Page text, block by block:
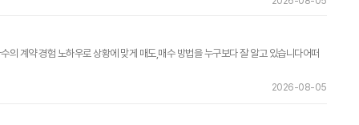
계약 경험 노하우로 상황에 맞게 매도,매수 방법을 누구보다 잘 알고 있습니다어떠
2026-08-05